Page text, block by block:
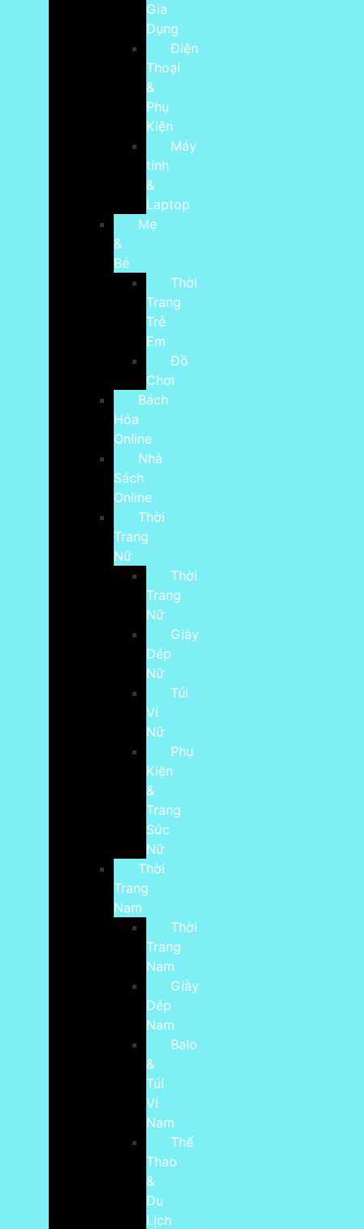
Gia
Dụng
Điện
Thoại
&
Phụ
Kiện
Máy
tính
&
Laptop
Mẹ
&
Bé
Thời
Trang
Trẻ
Em
Đồ
Chơi
Bách
Hóa
Online
Nhà
Sách
Online
Thời
Trang
Nữ
Thời
Trang
Nữ
Giày
Dép
Nữ
Túi
Ví
Nữ
Phụ
Kiện
&
Trang
Sức
Nữ
Thời
Trang
Nam
Thời
Trang
Nam
Giày
Dép
Nam
Balo
&
Túi
Ví
Nam
Thể
Thao
&
Du
Lịch